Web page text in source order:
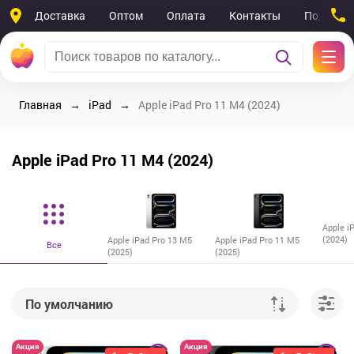
Доставка Оптом Оплата Контакты
Главная iPad Apple iPad Pro 11 M4 (2024)
Apple iPad Pro 11 M4 (2024)
Все
Apple iPad Pro 13 M5
(2025)
Apple iPad Pro 11 M5
(2025)
Apple
(2024)
По умолчанию
От дешевых к дорогим
Акция
Акция